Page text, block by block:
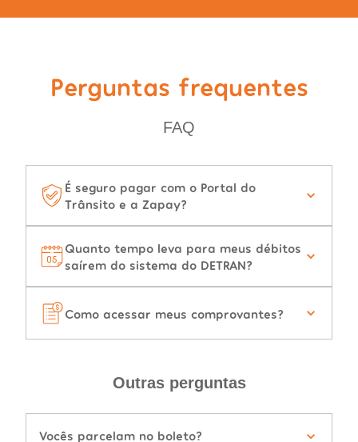
Perguntas frequentes
FAQ
É seguro pagar com o Portal do
Trânsito e a Zapay?
Quanto tempo leva para meus débitos
saírem do sistema do DETRAN?
Como acessar meus comprovantes?
Outras perguntas
Vocês parcelam no boleto?